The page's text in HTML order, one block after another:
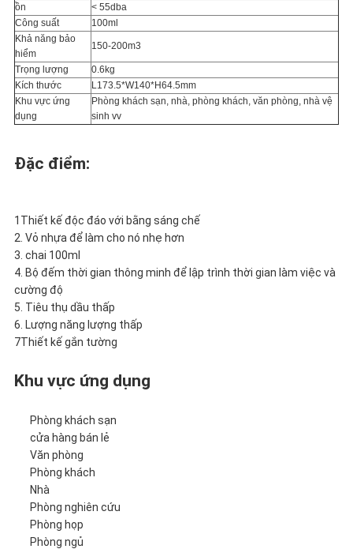
ồn
< 55dba
Công suất
100ml
Khả năng bảo
hiểm
150-200m3
Trọng lượng
0.6kg
Kích thước
L173.5*W140*H64.5mm
Khu vực ứng
dụng
Phòng khách sạn, nhà, phòng khách, văn phòng, nhà vệ
sinh vv
Đặc điểm:
1Thiết kế độc đáo với bằng sáng chế
2. Vỏ nhựa để làm cho nó nhẹ hơn
3. chai 100ml
4. Bộ đếm thời gian thông minh để lập trình thời gian làm việc và
cường độ
5. Tiêu thụ dầu thấp
6. Lượng năng lượng thấp
7Thiết kế gắn tường
Khu vực ứng dụng
Phòng khách sạn
cửa hàng bán lẻ
Văn phòng
Phòng khách
Nhà
Phòng nghiên cứu
Phòng họp
Phòng ngủ